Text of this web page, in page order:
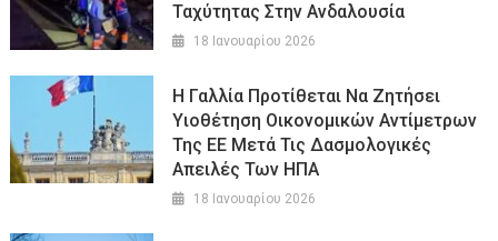
Ταχύτητας Στην Ανδαλουσία
18 Ιανουαρίου 2026
Η Γαλλία Προτίθεται Να Ζητήσει
Υιοθέτηση Οικονομικών Αντίμετρων
Της ΕΕ Μετά Τις Δασμολογικές
Απειλές Των ΗΠΑ
18 Ιανουαρίου 2026